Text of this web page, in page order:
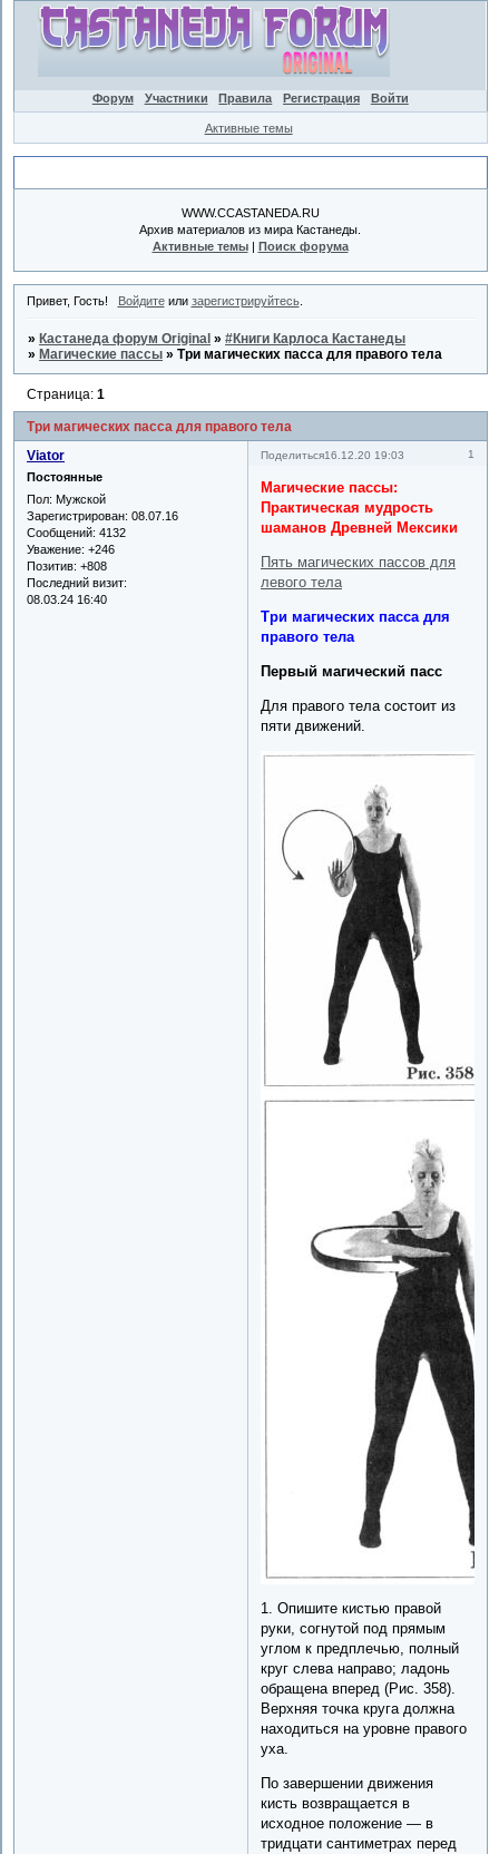
Форум Участники Правила Регистрация Войти
Активные темы
WWW.CCASTANEDA.RU
Архив материалов из мира Кастанеды.
Активные темы| Поиск форума
Привет, Гость! Войдитеили зарегистрируйтесь.
» Кастанеда форум Original »#Книги Карлоса Кастанеды
» Магические пассы »Три магических пасса для правого тела
Три магических пасса для правого тела
Страница:1
Поделиться 1
16.12.20 19:03
Viator
Постоянные
Пол: Мужской
Зарегистрирован: 08.07.16
Сообщений: 4132
Уважение: +246
Позитив: +808
Последний визит:
08.03.24 16:40
Магические пассы:
Практическая мудрость
шаманов Древней Мексики
Пять магических пассов для
левого тела
Три магических пасса для
правого тела
Первый магический пасс
Для правого тела состоит из
пяти движений.
1. Опишите кистью правой
руки, согнутой под прямым
углом к предплечью, полный
круг слева направо; ладонь
обращена вперед (Рис. 358).
Верхняя точка круга должна
находиться на уровне правого
уха.
По завершении движения
кисть возвращается в
исходное положение — в
тридцати сантиметрах перед